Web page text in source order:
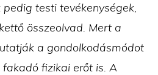
testi tevékenységek,
összeolvad. Mert a
a gondolkodásmódot
fizikai erőt is. A